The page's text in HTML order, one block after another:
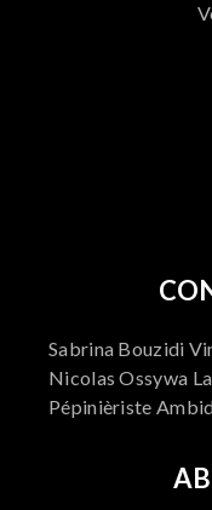
Sabrina Bouzidi
Nicolas Ossywa
Pépinièriste